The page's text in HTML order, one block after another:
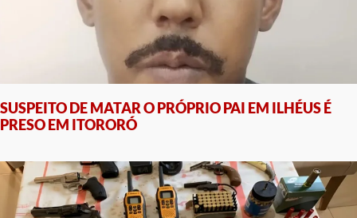
SUSPEITO DE MATAR O PRÓPRIO PAI EM ILHÉUS É
PRESO EM ITORORÓ